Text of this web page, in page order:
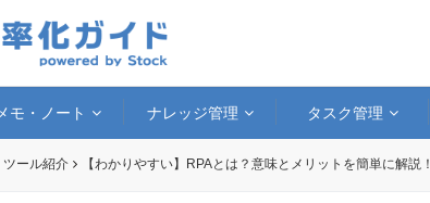
メモ・ノート ナレッジ管理 タスク管理
ツール紹介 【わかりやすい】RPAとは？意味とメリットを簡単に解説！